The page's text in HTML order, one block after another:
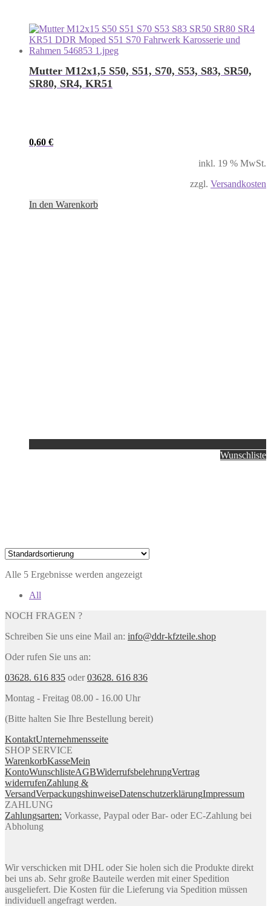
Mutter M12x1,5 S50, S51, S70, S53, S83, SR50,
SR80, SR4, KR51
0,60 €
inkl. 19 % MwSt.
zzgl. Versandkosten
In den Warenkorb
Wunschliste
Alle 5 Ergebnisse werden angezeigt
All
NOCH FRAGEN ?
Schreiben Sie uns eine Mail an: info@ddr-kfzteile.shop
Oder rufen Sie uns an:
03628. 616 835 oder03628. 616 836
Montag - Freitag 08.00 - 16.00 Uhr
(Bitte halten Sie Ihre Bestellung bereit)
KontaktUnternehmensseite
SHOP SERVICE
WarenkorbKasseMein
KontoWunschlisteAGBWiderrufsbelehrungVertrag
widerrufenZahlung &
VersandVerpackungshinweiseDatenschutzerklärungImpressum
ZAHLUNG
Zahlungsarten: Vorkasse, Paypal oder Bar- oder EC-Zahlung bei
Abholung
Wir verschicken mit DHL oder Sie holen sich die Produkte direkt
bei uns ab. Sehr große Bauteile werden mit einer Spedition
ausgeliefert. Die Kosten für die Lieferung via Spedition müssen
individuell angefragt werden.